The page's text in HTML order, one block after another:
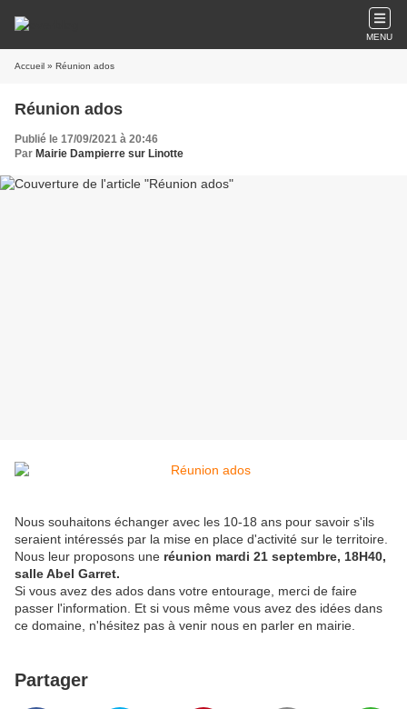
MENU
Accueil » Réunion ados
Réunion ados
Publié le 17/09/2021 à 20:46
Par Mairie Dampierre sur Linotte
Nous souhaitons échanger avec les 10-18 ans pour savoir s'ils
seraient intéressés par la mise en place d'activité sur le territoire.
Nous leur proposons une réunion mardi 21 septembre, 18H40,
salle Abel Garret.
Si vous avez des ados dans votre entourage, merci de faire
passer l'information. Et si vous même vous avez des idées dans
ce domaine, n'hésitez pas à venir nous en parler en mairie.
Partager